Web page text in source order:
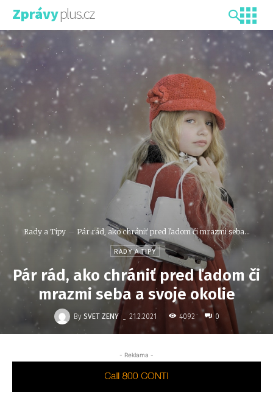
Zprávyplus.cz
Rady a Tipy Pár rád, ako chrániť pred ľadom či mrazmi seba...
RADY A TIPY
Pár rád, ako chrániť pred ľadom či
mrazmi seba a svoje okolie
By SVET ZENY - 21.2.2021 4092 0
- Reklama -